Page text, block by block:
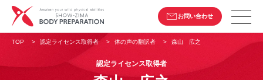
お問い合わせ
TOP > 認定ライセンス取得者 > 体の声の翻訳者 > 森山 広之
認定ライセンス取得者